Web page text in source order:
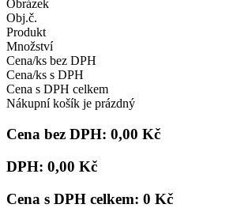
Obrázek
Obj.č.
Produkt
Množství
Cena/ks bez DPH
Cena/ks s DPH
Cena s DPH celkem
Nákupní košík je prázdný
Cena bez DPH: 0,00 Kč
DPH: 0,00 Kč
Cena s DPH celkem: 0 Kč